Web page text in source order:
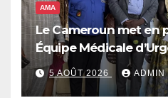
AMA
Le Cameroun met en
Équipe Médicale
5 AOÛT 2026 ADMIN